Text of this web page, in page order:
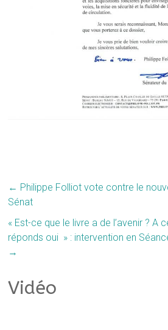
← Philippe Folliot vote contre le
Sénat
« Est-ce que le livre a de l’avenir ? A
réponds oui » : intervention en
→
Vidéo